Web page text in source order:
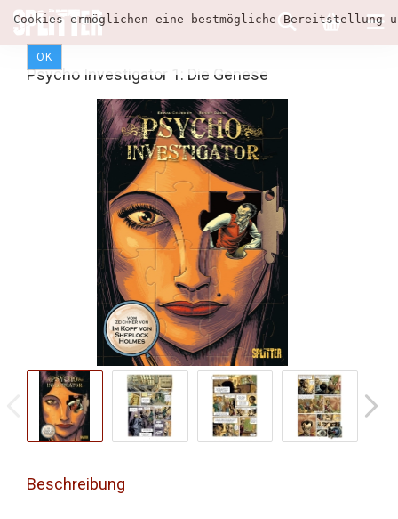
Cookies ermöglichen eine bestmögliche
OK
Psycho Investigator 1: Die Genese
Beschreibung